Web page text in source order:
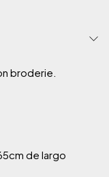
broderie.
de largo